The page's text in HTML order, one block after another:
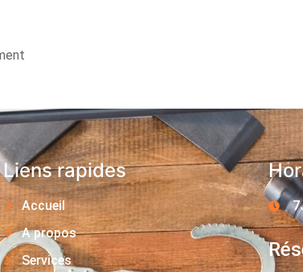
Liens rapides
Accueil
A propos
Services